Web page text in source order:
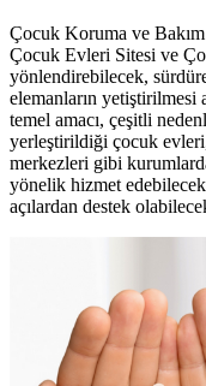
Çocuk Koruma ve
Çocuk Evleri Sitesi ve
yönlendirebilecek,
elemanların yetiştirilmesi
temel amacı, çeşitli
yerleştirildiği çocuk
merkezleri gibi
yönelik hizmet
açılardan destek